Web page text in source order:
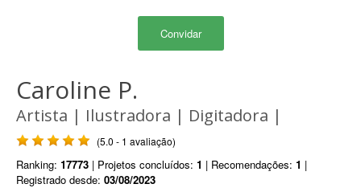
Convidar
Caroline P.
Artista | Ilustradora | Digitadora |
(5.0 - 1 avaliação)
Ranking: 17773 | Projetos concluídos: 1 | Recomendações: 1 |
Registrado desde: 03/08/2023